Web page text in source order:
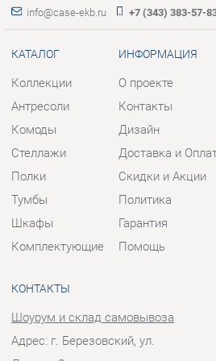
Комоды
Стеллажи
Полки
Тумбы
Шкафы
Дизайн
Доставка и Оплата
Скидки и Акции
Политика
Гарантия
КОНТАКТЫ
Ленина, 2
Телефон: +7 (343) 383-57-83
Отправить сообщение